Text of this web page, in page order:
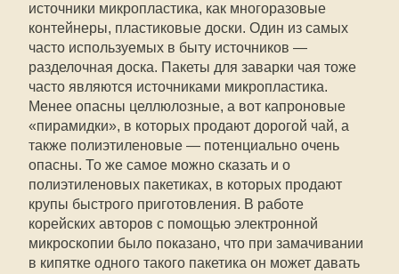
источники микропластика, как многоразовые
контейнеры, пластиковые доски. Один из самых
часто используемых в быту источников —
разделочная доска. Пакеты для заварки чая тоже
часто являются источниками микропластика.
Менее опасны целлюлозные, а вот капроновые
«пирамидки», в которых продают дорогой чай, а
также полиэтиленовые — потенциально очень
опасны. То же самое можно сказать и о
полиэтиленовых пакетиках, в которых продают
крупы быстрого приготовления. В работе
корейских авторов с помощью электронной
микроскопии было показано, что при замачивании
в кипятке одного такого пакетика он может давать